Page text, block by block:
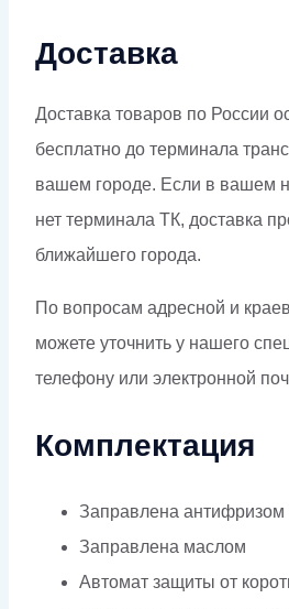
Доставка
Доставка товаров по России
бесплатно до терминала
вашем городе. Если в вашем
нет терминала ТК, доставка
ближайшего города.
По вопросам адресной и
можете уточнить у нашего
телефону или электронной
Комплектация
Заправлена антифризом
Заправлена маслом
Автомат защиты от